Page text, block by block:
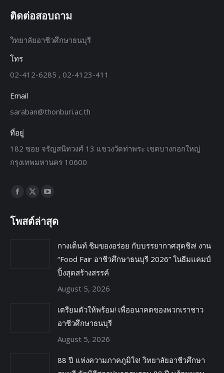
ติดต่อสอบถาม
วิทยาลัยอาชีวศึกษาธนบุรี
โทร
02-412-6285 , 02-4123-411
Email
saraban@thonburi.ac.th
ที่อยู่
182 ซอย จรัญสนิทวงศ์ 13 แขวงวัดท่าพระ เขตบางกอกใหญ่
กรุงเทพมหานคร 10600
Find us on:
โพสต์ล่าสุด
กางเต็นท์ ชิมของอร่อย กับบรรยากาศสุดชิล! งาน
“Food Fair อาชีวศึกษาธนบุรี 2026” ในธีมแคมป์
ปิ้งสุดสร้างสรรค์
August 5, 2026
เตรียมตัวให้พร้อม! เพื่ออนาคตของพวกเราชาว
อาชีวศึกษาธนบุรี
August 5, 2026
88 ปี แห่งความภาคภูมิใจ! วิทยาลัยอาชีวศึกษา